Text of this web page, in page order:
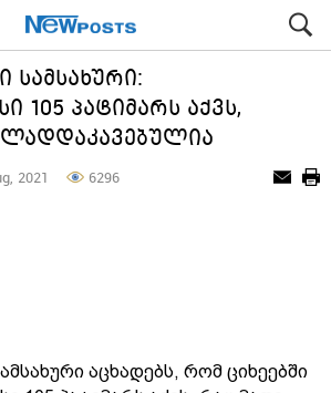
სამსახური:
105 პატიმარს აქვს,
2021 6296
აცხადებს, რომ ციხეებში